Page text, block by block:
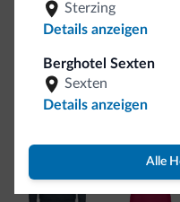
Sterzing
Details anzeigen
Berghotel Sexten
Sexten
Details anzeigen
Alle
Seien Sie originell,
So viele von Ihnen haben
von Dolomiti.it ist da!